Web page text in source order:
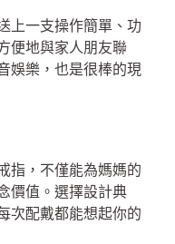
上一支操作簡單、功
便地與家人朋友聯
娛樂，也是很棒的現
指，不僅能為媽媽的
價值。選擇設計典
次配戴都能想起你的